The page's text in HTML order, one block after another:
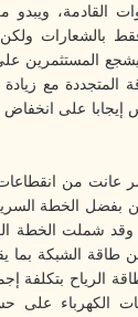
القادمة،
بالشعارات
يشجع المستثمرين
مع
إيجابا على انخفاض
بفضل الخطة
شملت الخطة
الكهرباء